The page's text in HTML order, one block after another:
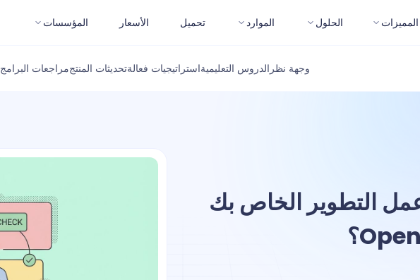
المميزات الحلول الموارد تحميل الأسعار المؤسسات
وجهة نظر الدروس التعليميةاستراتيجيات فعالةتحديثات المنتجمراجعات البرامج
التطوير الخاص بك